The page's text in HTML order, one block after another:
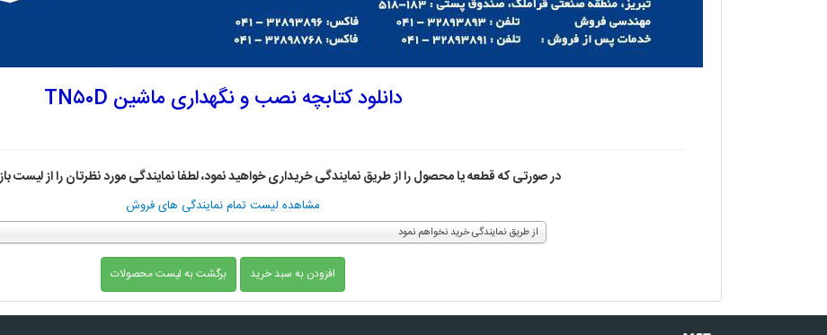
دانلود کتابچه نصب و نگهداری ماشین TN۵۰D
در صورتی که قطعه یا محصول را از طریق نمایندگی خریداری خواهید نمود، لطفا نمایندگی مورد نظرتان را از لیست
مشاهده لیست تمام نمایندگی های فروش
از طریق نمایندگی خرید نخواهم نمود
افزودن به سبد خرید برگشت به لیست محصولات